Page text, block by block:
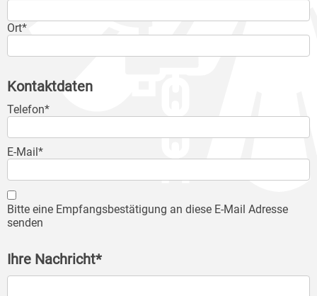
Ort*
Kontaktdaten
Telefon*
E-Mail*
Bitte eine Empfangsbestätigung an diese E-Mail Adresse
senden
Ihre Nachricht*